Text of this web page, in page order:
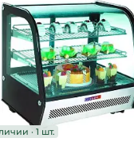
· 1 шт.